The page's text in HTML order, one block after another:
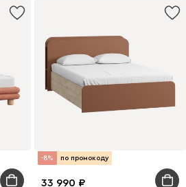
-8% по промокоду
33 990